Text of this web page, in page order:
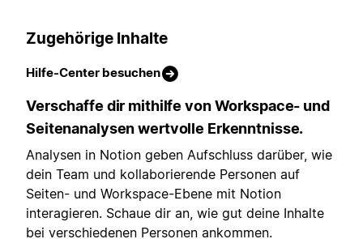
Zugehörige Inhalte
Hilfe-Center besuchen
Verschaffe dir mithilfe von Workspace- und
Seitenanalysen wertvolle Erkenntnisse.
Analysen in Notion geben Aufschluss darüber, wie
dein Team und kollaborierende Personen auf
Seiten- und Workspace-Ebene mit Notion
interagieren. Schaue dir an, wie gut deine Inhalte
bei verschiedenen Personen ankommen.